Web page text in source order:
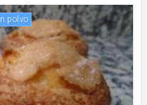
polvo